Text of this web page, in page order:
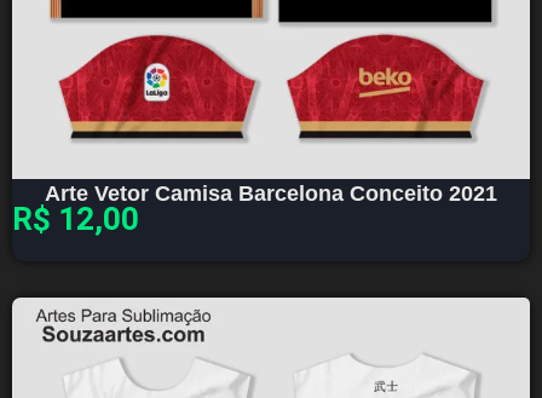
Arte Vetor Camisa Barcelona Conceito 2021
R$ 12,00